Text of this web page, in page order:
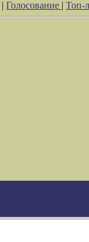
| Голосование | Топ-